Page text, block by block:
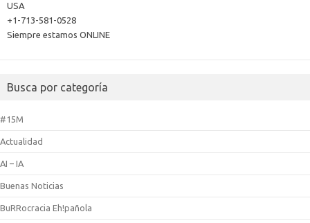
USA
+1-713-581-0528
Siempre estamos ONLINE
Busca por categoría
#15M
Actualidad
AI – IA
Buenas Noticias
BuRRocracia Eh!pañola